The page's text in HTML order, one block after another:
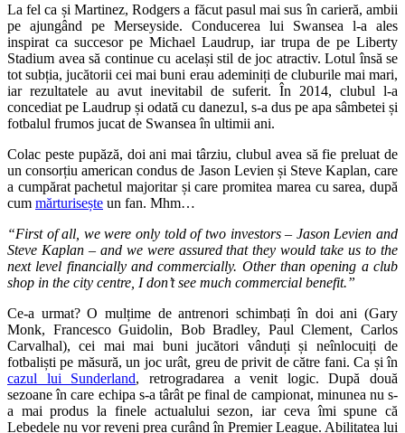
La fel ca și Martinez, Rodgers a făcut pasul mai sus în carieră, ambii
pe ajungând pe Merseyside. Conducerea lui Swansea l-a ales
inspirat ca succesor pe Michael Laudrup, iar trupa de pe Liberty
Stadium avea să continue cu același stil de joc atractiv. Lotul însă se
tot subția, jucătorii cei mai buni erau ademiniți de cluburile mai mari,
iar rezultatele au avut inevitabil de suferit. În 2014, clubul l-a
concediat pe Laudrup și odată cu danezul, s-a dus pe apa sâmbetei și
fotbalul frumos jucat de Swansea în ultimii ani.
Colac peste pupăză, doi ani mai târziu, clubul avea să fie preluat de
un consorțiu american condus de Jason Levien și Steve Kaplan, care
a cumpărat pachetul majoritar și care promitea marea cu sarea, după
cum mărturisește un fan. Mhm…
“First of all, we were only told of two investors – Jason Levien and
Steve Kaplan – and we were assured that they would take us to the
next level financially and commercially. Other than opening a club
shop in the city centre, I don’t see much commercial benefit.”
Ce-a urmat? O mulțime de antrenori schimbați în doi ani (Gary
Monk, Francesco Guidolin, Bob Bradley, Paul Clement, Carlos
Carvalhal), cei mai mai buni jucători vânduți și neînlocuiți de
fotbaliști pe măsură, un joc urât, greu de privit de către fani. Ca și în
cazul lui Sunderland, retrogradarea a venit logic. După două
sezoane în care echipa s-a târât pe final de campionat, minunea nu s-
a mai produs la finele actualului sezon, iar ceva îmi spune că
Lebedele nu vor reveni prea curând în Premier League. Abilitatea lui